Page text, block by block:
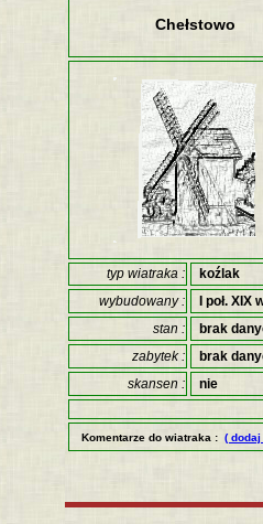
Chełstowo
typ wiatraka :
koźlak
wybudowany :
I poł. XIX
stan :
brak
zabytek :
brak
skansen :
nie
Komentarze do wiatraka : (